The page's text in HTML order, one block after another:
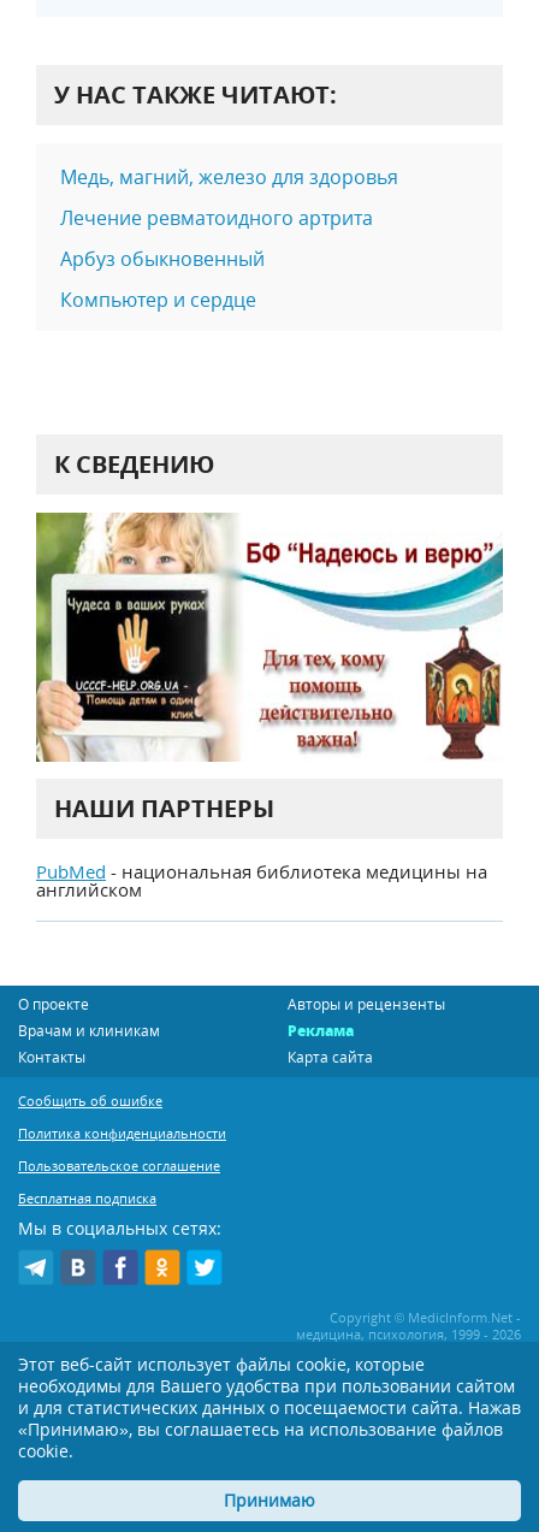
У НАС ТАКЖЕ ЧИТАЮТ:
Медь, магний, железо для здоровья
Лечение ревматоидного артрита
Арбуз обыкновенный
Компьютер и сердце
К СВЕДЕНИЮ
НАШИ ПАРТНЕРЫ
PubMed - национальная библиотека медицины на
английском
О проекте
Авторы и рецензенты
Врачам и клиникам
Реклама
Контакты
Карта сайта
Сообщить об ошибке
Политика конфиденциальности
Пользовательское соглашение
Бесплатная подписка
Мы в социальных сетях:
Copyright © MedicInform.Net -
медицина, психология, 1999 - 2026
Копирование или иное распространение статей нашего сайта строго
воспрещается. Копирование раздела "Новости" допускается при наличии
активной открытой для поисковиков ссылки на MedicInform.Net
Материалы на сайте представлены в справочных целях. Редакция не всегда
применением тех или иных рекомендаций настоятельно рекомендуется
посоветоваться с Вашим лечащим врачом!
Этот веб-сайт использует файлы cookie, которые
необходимы для Вашего удобства при пользовании сайтом
и для статистических данных о посещаемости сайта. Нажав
«Принимаю», вы соглашаетесь на использование файлов
cookie.
Принимаю